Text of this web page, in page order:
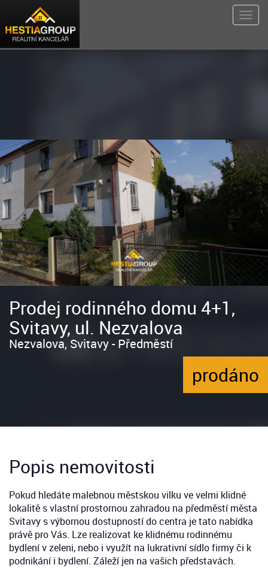
Prodej rodinného domu 4+1,
Svitavy, ul. Nezvalova
Nezvalova, Svitavy - Předměstí
prodáno
Popis nemovitosti
Pokud hledáte malebnou městskou vilku ve velmi klidné
lokalitě s vlastní prostornou zahradou na předměstí města
Svitavy s výbornou dostupností do centra je tato nabídka
právě pro Vás. Lze realizovat ke klidnému rodinnému
bydlení v zeleni, nebo i využít na lukrativní sídlo firmy či k
podnikání i bydlení. Záleží jen na vašich představách.